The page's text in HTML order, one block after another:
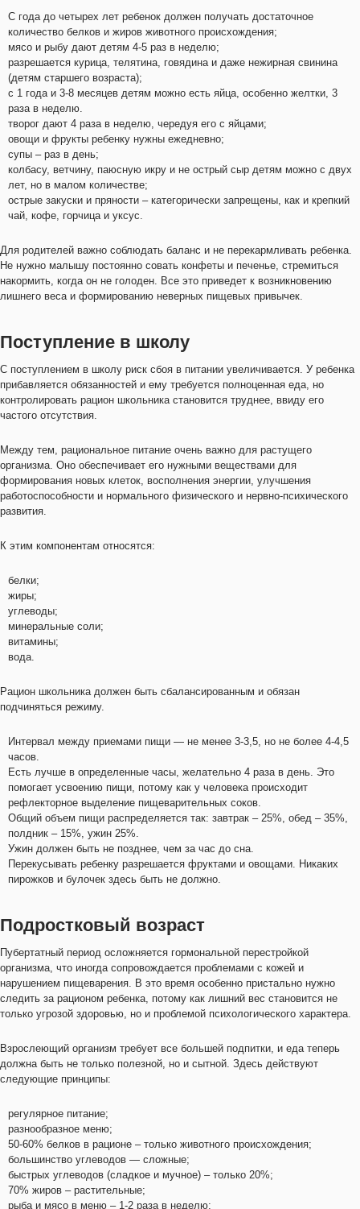
С года до четырех лет ребенок должен получать достаточное
количество белков и жиров животного происхождения;
мясо и рыбу дают детям 4-5 раз в неделю;
разрешается курица, телятина, говядина и даже нежирная свинина
(детям старшего возраста);
с 1 года и 3-8 месяцев детям можно есть яйца, особенно желтки, 3
раза в неделю.
творог дают 4 раза в неделю, чередуя его с яйцами;
овощи и фрукты ребенку нужны ежедневно;
супы – раз в день;
колбасу, ветчину, паюсную икру и не острый сыр детям можно с двух
лет, но в малом количестве;
острые закуски и пряности – категорически запрещены, как и крепкий
чай, кофе, горчица и уксус.
Для родителей важно соблюдать баланс и не перекармливать ребенка.
Не нужно малышу постоянно совать конфеты и печенье, стремиться
накормить, когда он не голоден. Все это приведет к возникновению
лишнего веса и формированию неверных пищевых привычек.
Поступление в школу
С поступлением в школу риск сбоя в питании увеличивается. У ребенка
прибавляется обязанностей и ему требуется полноценная еда, но
контролировать рацион школьника становится труднее, ввиду его
частого отсутствия.
Между тем, рациональное питание очень важно для растущего
организма. Оно обеспечивает его нужными веществами для
формирования новых клеток, восполнения энергии, улучшения
работоспособности и нормального физического и нервно-психического
развития.
К этим компонентам относятся:
белки;
жиры;
углеводы;
минеральные соли;
витамины;
вода.
Рацион школьника должен быть сбалансированным и обязан
подчиняться режиму.
Интервал между приемами пищи — не менее 3-3,5, но не более 4-4,5
часов.
Есть лучше в определенные часы, желательно 4 раза в день. Это
помогает усвоению пищи, потому как у человека происходит
рефлекторное выделение пищеварительных соков.
Общий объем пищи распределяется так: завтрак – 25%, обед – 35%,
полдник – 15%, ужин 25%.
Ужин должен быть не позднее, чем за час до сна.
Перекусывать ребенку разрешается фруктами и овощами. Никаких
пирожков и булочек здесь быть не должно.
Подростковый возраст
Пубертатный период осложняется гормональной перестройкой
организма, что иногда сопровождается проблемами с кожей и
нарушением пищеварения. В это время особенно пристально нужно
следить за рационом ребенка, потому как лишний вес становится не
только угрозой здоровью, но и проблемой психологического характера.
Взрослеющий организм требует все большей подпитки, и еда теперь
должна быть не только полезной, но и сытной. Здесь действуют
следующие принципы:
регулярное питание;
разнообразное меню;
50-60% белков в рационе – только животного происхождения;
большинство углеводов — сложные;
быстрых углеводов (сладкое и мучное) – только 20%;
70% жиров – растительные;
рыба и мясо в меню – 1-2 раза в неделю;